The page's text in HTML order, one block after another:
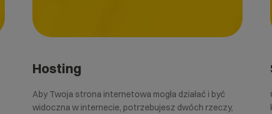
Hosting
Aby Twoja strona internetowa mogła działać i być
widoczna w internecie, potrzebujesz dwóch rzeczy,